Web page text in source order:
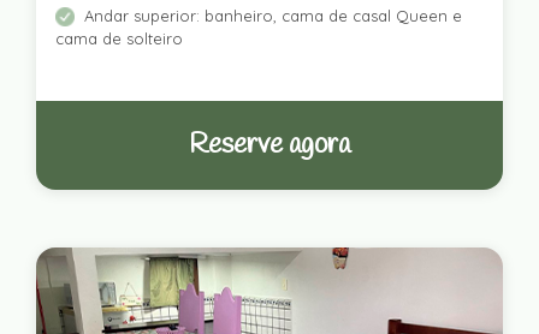
Andar superior: banheiro, cama de casal Queen e
cama de solteiro
Reserve agora